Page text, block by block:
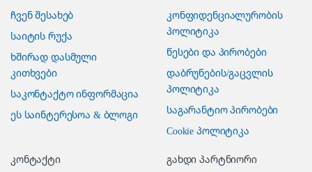
ჩვენ შესახებ
საიტის რუქა
ხშირად დასმული
კითხვები
საკონტაქტო ინფორმაცია
ეს საინტერესოა & ბლოგი
კონფიდენციალურობის
პოლიტიკა
წესები და პირობები
დაბრუნების/გაცვლის
პოლიტიკა
საგარანტიო პირობები
Cookie პოლიტიკა
კონტაქტი გახდი პარტნიორი